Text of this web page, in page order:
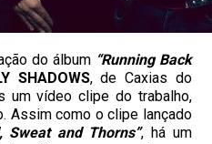
do álbum “Running Back
SHADOWS, de Caxias do
um vídeo clipe do trabalho,
Assim como o clipe lançado
Sweat and Thorns”, há um